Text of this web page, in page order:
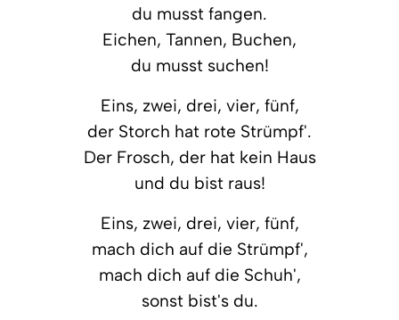
du musst fangen.
Eichen, Tannen, Buchen,
du musst suchen!
Eins, zwei, drei, vier, fünf,
der Storch hat rote Strümpf'.
Der Frosch, der hat kein Haus
und du bist raus!
Eins, zwei, drei, vier, fünf,
mach dich auf die Strümpf',
mach dich auf die Schuh',
sonst bist's du.